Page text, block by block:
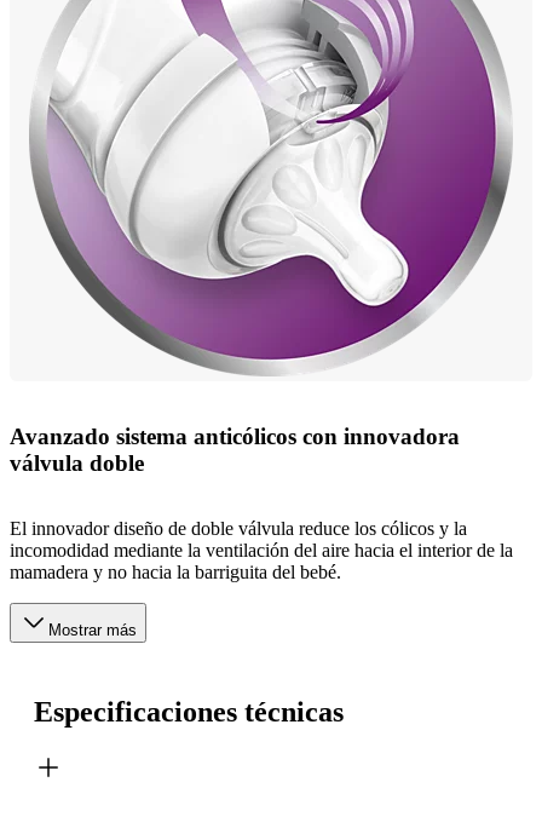
Avanzado sistema anticólicos con innovadora
válvula doble
El innovador diseño de doble válvula reduce los cólicos y la
incomodidad mediante la ventilación del aire hacia el interior de la
mamadera y no hacia la barriguita del bebé.
Mostrar más
Especificaciones técnicas